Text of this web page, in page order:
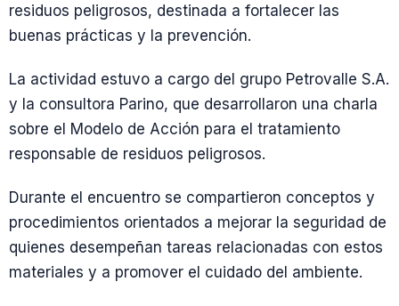
residuos peligrosos, destinada a fortalecer las
buenas prácticas y la prevención.
La actividad estuvo a cargo del grupo Petrovalle S.A.
y la consultora Parino, que desarrollaron una charla
sobre el Modelo de Acción para el tratamiento
responsable de residuos peligrosos.
Durante el encuentro se compartieron conceptos y
procedimientos orientados a mejorar la seguridad de
quienes desempeñan tareas relacionadas con estos
materiales y a promover el cuidado del ambiente.